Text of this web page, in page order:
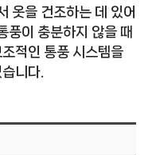
옷을 건조하는 데 있어
풍이 충분하지 않을 때
적인 통풍 시스템을
니다.